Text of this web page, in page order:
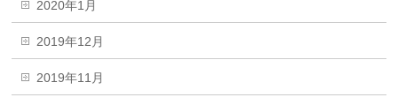
2020年1月
2019年12月
2019年11月